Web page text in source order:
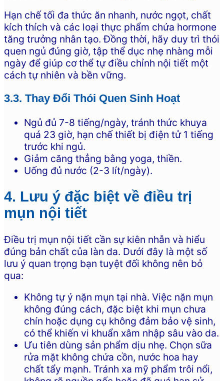
Hạn chế tối đa thức ăn nhanh, nước ngọt, chất
kích thích và các loại thực phẩm chứa hormone
tăng trưởng nhân tạo. Đồng thời, hãy duy trì thói
quen ngủ đúng giờ, tập thể dục nhẹ nhàng mỗi
ngày để giúp cơ thể tự điều chỉnh nội tiết một
cách tự nhiên và bền vững.
3.3. Thay Đổi Thói Quen Sinh Hoạt
Ngủ đủ 7-8 tiếng/ngày, tránh thức khuya
quá 23 giờ, hạn chế thiết bị điện tử 1 tiếng
trước khi ngủ.
Giảm căng thẳng bằng yoga, thiền.
Uống đủ nước (2-3 lít/ngày).
4. Lưu ý đặc biệt về điều trị
mụn nội tiết
Điều trị mụn nội tiết cần sự kiên nhẫn và hiểu
đúng bản chất của làn da. Dưới đây là một số
lưu ý quan trọng bạn tuyệt đối không nên bỏ
qua:
Không tự ý nặn mụn tại nhà. Việc nặn mụn
không đúng cách, đặc biệt khi mụn chưa
chín hoặc dụng cụ không đảm bảo vệ sinh,
có thể khiến vi khuẩn xâm nhập sâu vào da.
Ưu tiên dùng sản phẩm dịu nhẹ. Chọn sữa
rửa mặt không chứa cồn, nước hoa hay
chất tẩy mạnh. Tránh xa mỹ phẩm trôi nổi,